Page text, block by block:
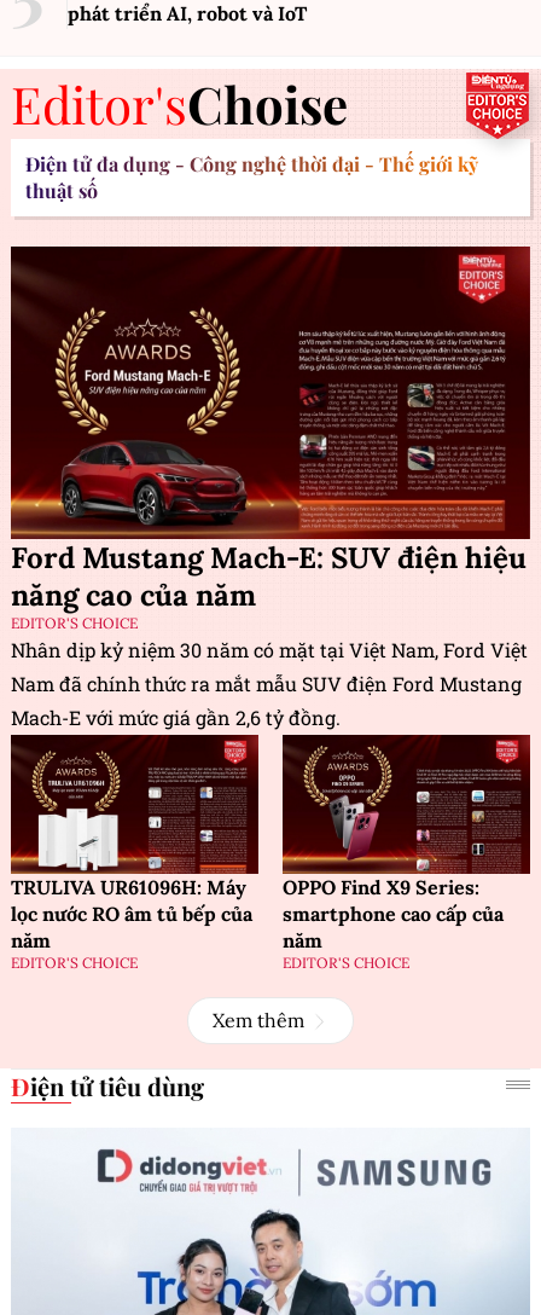
phát triển AI, robot và IoT
Editor'sChoise
Điện tử đa dụng - Công nghệ thời đại - Thế giới kỹ
thuật số
Ford Mustang Mach-E: SUV điện hiệu
năng cao của năm
EDITOR'S CHOICE
Nhân dịp kỷ niệm 30 năm có mặt tại Việt Nam, Ford Việt
Nam đã chính thức ra mắt mẫu SUV điện Ford Mustang
Mach-E với mức giá gần 2,6 tỷ đồng.
TRULIVA UR61096H: Máy
lọc nước RO âm tủ bếp của
năm
EDITOR'S CHOICE
OPPO Find X9 Series:
smartphone cao cấp của
năm
EDITOR'S CHOICE
Xem thêm
Điện tử tiêu dùng